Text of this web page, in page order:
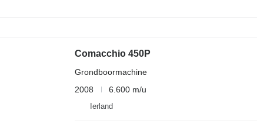
Comacchio 450P
Grondboormachine
2008
6.600 m/u
Ierland